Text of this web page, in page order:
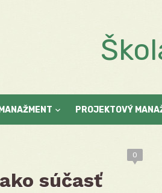
PROJEKTOVÝ
0
súčasť